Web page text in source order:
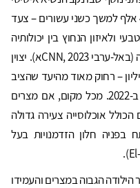
הוא הפחתת מספר הלידות בשנה ל-400 אלף למשך כשני עשורים – צעד
ולאיזון הנחוץ בין יכולותיה
הפיננסיות של המדינה לגודל אוכלוסייתה (באל-ערבי CNN, 2023א). יצוין
הלידות ב-2023 עמד על 1.4 מיליון – רחוק מאוד מהיעד שהציב
הנשיא, אך 6.8% פחות לעומת מספרן ב-2022. מכל מקום, אם מצרים
אוכלוסייה צעירה גדולה
חלון הזדמנויות בעל
הגבוה במצרים והעמידו